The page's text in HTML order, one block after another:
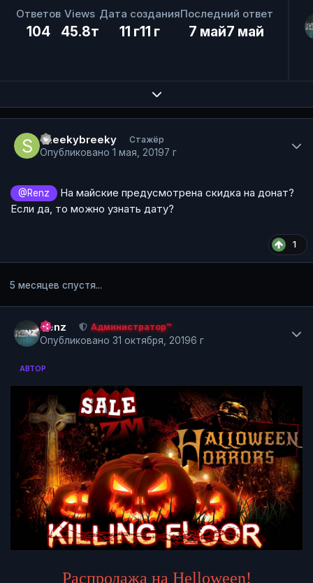
Ответов
104
Views
45.8т
Дата создания
11 г11 г
Последний ответ
7 май7 май
Expand topic overview
sneekybreeky Стажёр
Опубликовано 1 мая, 20197 г
@Renz
На майские предусмотрена скидка на донат?
Если да, то можно узнать дату?
1
5 месяцев спустя...
Renz Администратор™
Опубликовано 31 октября, 20196 г
АВТОР
Распродажа на Helloween!